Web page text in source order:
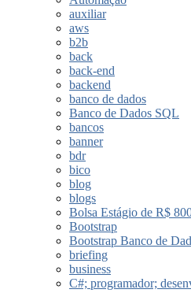
auxiliar
aws
b2b
back
back-end
backend
banco de dados
Banco de Dados SQL
bancos
banner
bdr
bico
blog
blogs
Bolsa Estágio de R$
Bootstrap
Bootstrap Banco de
briefing
business
C#; programador;